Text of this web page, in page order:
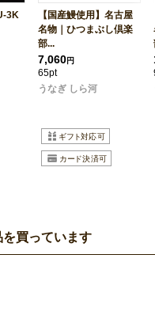
3K
【国産鰻使用】名古屋
名物｜ひつまぶし倶楽
部...
7,060円
65pt
うなぎ しら河
買っています